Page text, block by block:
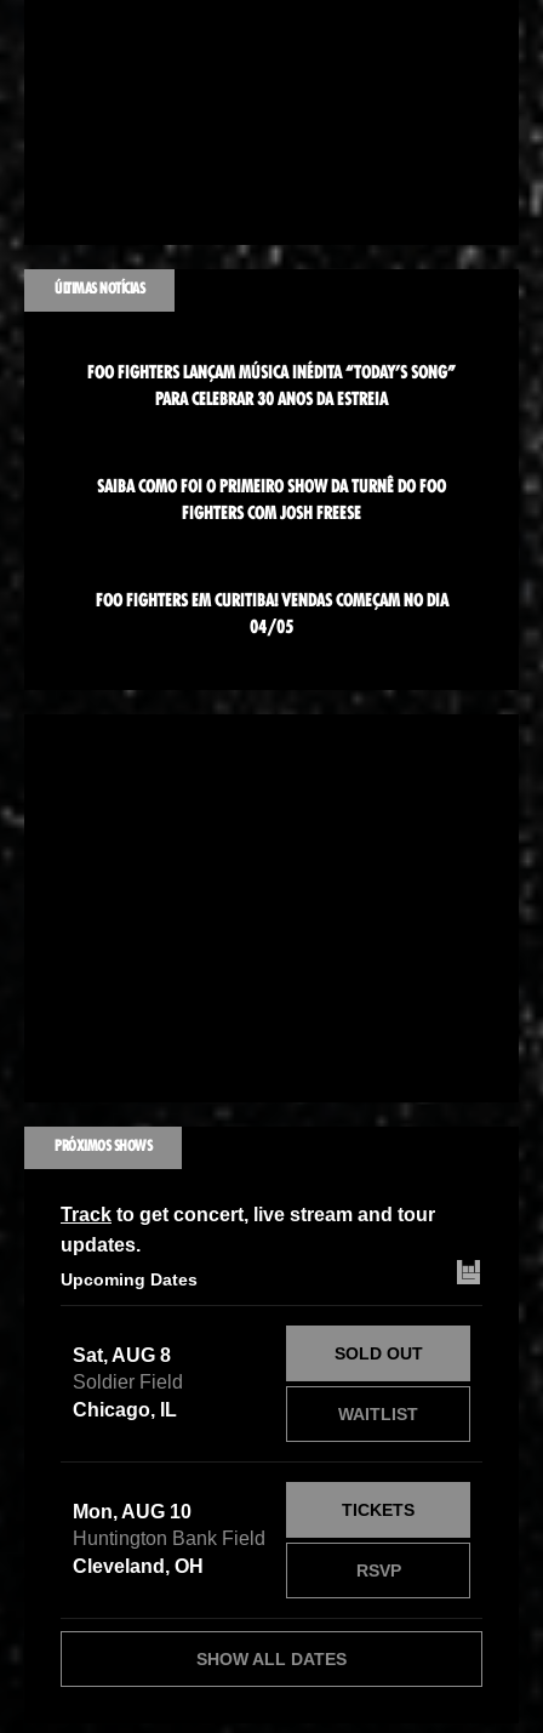
ÚLTIMAS NOTÍCIAS
FOO FIGHTERS LANÇAM MÚSICA INÉDITA “TODAY’S SONG”
PARA CELEBRAR 30 ANOS DA ESTREIA
SAIBA COMO FOI O PRIMEIRO SHOW DA TURNÊ DO FOO
FIGHTERS COM JOSH FREESE
FOO FIGHTERS EM CURITIBA! VENDAS COMEÇAM NO DIA
04/05
PRÓXIMOS SHOWS
Track to get concert, live stream and tour
updates.
Upcoming Dates
Sat, AUG 8
Soldier Field
Chicago, IL
WAITLIST
SOLD OUT
Mon, AUG 10
Huntington Bank Field
Cleveland, OH
RSVP
TICKETS
SHOW ALL DATES